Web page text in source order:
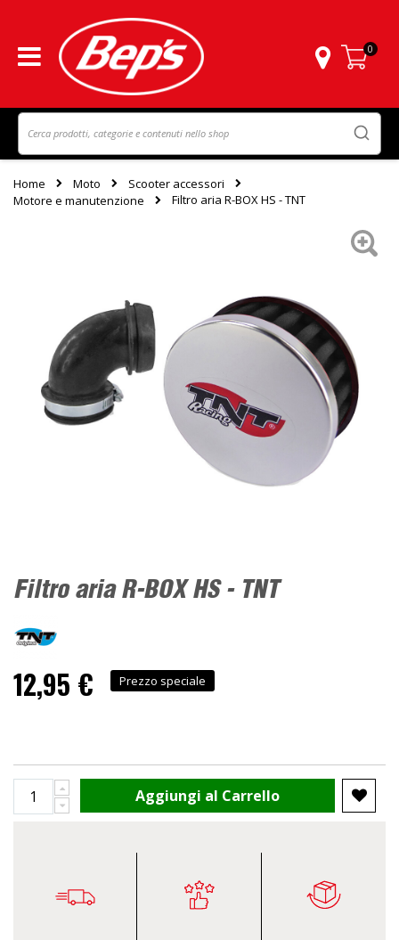
Carrello
0
Home Moto
Scooter accessori
Motore e manutenzione
Filtro aria R-BOX HS - TNT
Filtro aria R-BOX HS - TNT
12,95 € Prezzo speciale
Aggiungi al Carrello